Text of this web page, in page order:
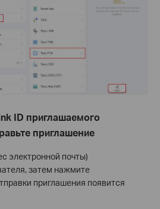
ID приглашаемого
приглашение
электронной почты)
затем нажмите
приглашения появится